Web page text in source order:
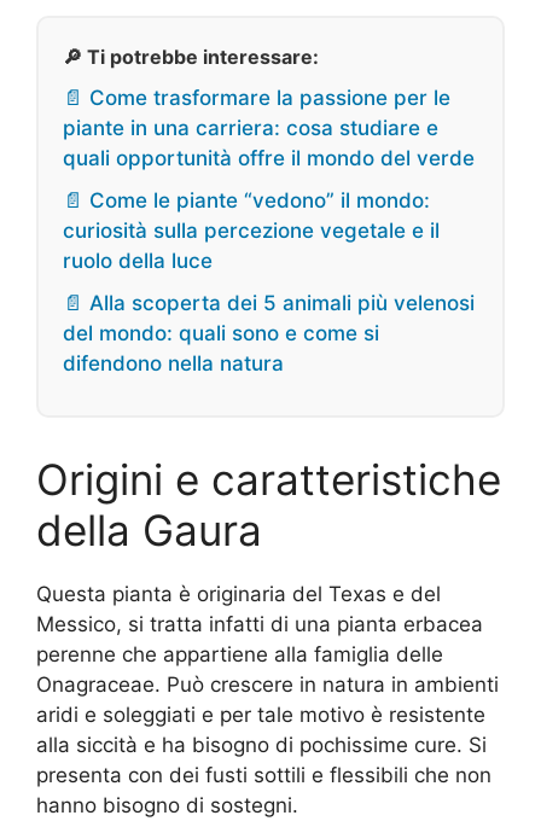
🔎 Ti potrebbe interessare:
📄 Come trasformare la passione per le
piante in una carriera: cosa studiare e
quali opportunità offre il mondo del verde
📄 Come le piante “vedono” il mondo:
curiosità sulla percezione vegetale e il
ruolo della luce
📄 Alla scoperta dei 5 animali più velenosi
del mondo: quali sono e come si
difendono nella natura
Origini e caratteristiche
della Gaura
Questa pianta è originaria del Texas e del
Messico, si tratta infatti di una pianta erbacea
perenne che appartiene alla famiglia delle
Onagraceae. Può crescere in natura in ambienti
aridi e soleggiati e per tale motivo è resistente
alla siccità e ha bisogno di pochissime cure. Si
presenta con dei fusti sottili e flessibili che non
hanno bisogno di sostegni.